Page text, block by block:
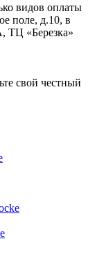
видов оплаты
поле, д.10, в
ТЦ «Березка»
свой честный